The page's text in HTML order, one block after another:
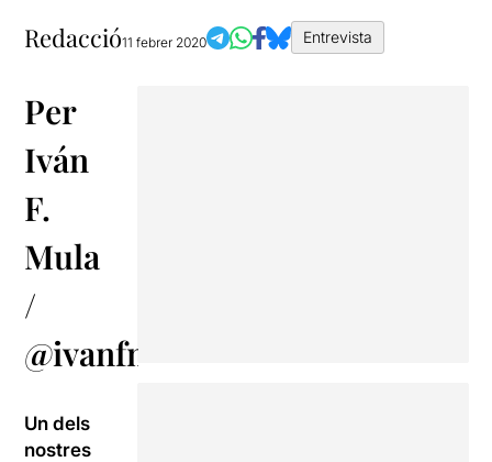
Redacció11 febrer 2020 Entrevista
Per
Iván
F.
Mula
/
@ivanfmula
Un dels
nostres